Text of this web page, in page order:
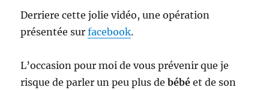
Derriere cette jolie vidéo, une opération
présentée surfacebook.
L’occasion pour moi de vous prévenir que je
risque de parler un peu plus debébéet de son